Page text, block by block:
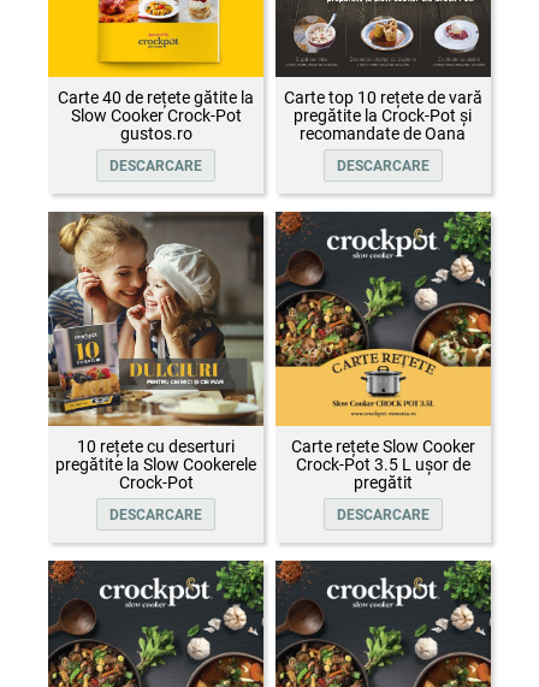
Carte 40 de rețete gătite la
Slow Cooker Crock-Pot
gustos.ro
DESCARCARE
Carte top 10 rețete de vară
pregătite la Crock-Pot și
recomandate de Oana
Țepelin
DESCARCARE
10 rețete cu deserturi
pregătite la Slow Cookerele
Crock-Pot
DESCARCARE
Carte rețete Slow Cooker
Crock-Pot 3.5 L ușor de
pregătit
DESCARCARE